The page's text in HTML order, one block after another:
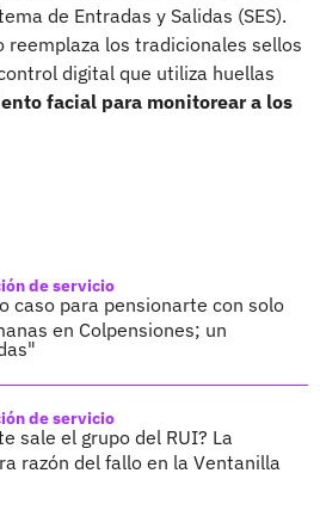
de Entradas y Salidas (SES).
los tradicionales sellos
digital que utiliza huellas
facial para monitorear a los
de servicio
caso para pensionarte con solo
en Colpensiones; un
de servicio
sale el grupo del RUI? La
razón del fallo en la Ventanilla